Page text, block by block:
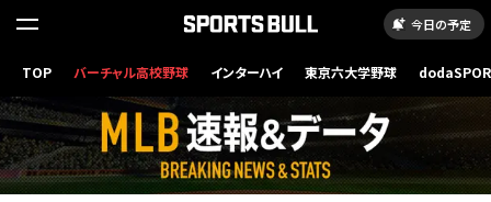
今日の予定
TOP バーチャル高校野球 インターハイ 東京六大学野球